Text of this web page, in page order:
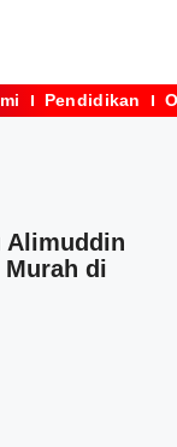
Pendidikan
Alimuddin
di